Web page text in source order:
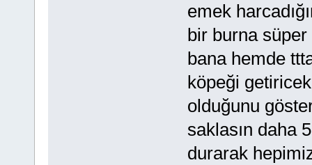
emek
bir burna süper
bana hemde
köpeği
olduğunu
saklasın daha
durarak